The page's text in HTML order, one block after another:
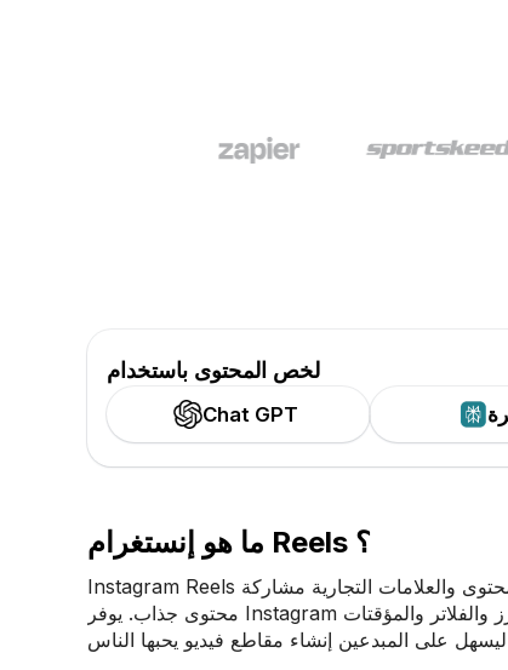
لخص المحتوى باستخدام
Chat GPT
Instagram Reels عبارة عن مقاطع فيديو عمودية قصيرة (تصل مدتها إلى 90 ثانية) تتيح لمنشئي المحتوى والعلامات التجارية مشاركة
محتوى جذاب. يوفر Instagram العديد من الأدوات الإبداعية المدمجة مثل إضافة مسارات صوتية وتأثيرات الواقع المعزز والفلاتر والمؤقتات